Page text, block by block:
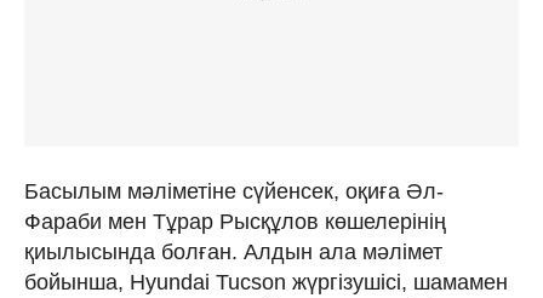
Басылым мәліметіне сүйенсек, оқиға Әл-
Фараби мен Тұрар Рысқұлов көшелерінің
қиылысында болған. Алдын ала мәлімет
бойынша, Hyundai Tucson жүргізушісі, шамамен